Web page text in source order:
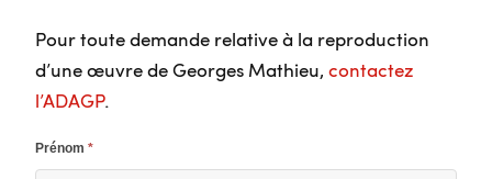
Pour toute demande relative à la reproduction
d’une œuvre de Georges Mathieu, contactez
l’ADAGP.
Prénom *